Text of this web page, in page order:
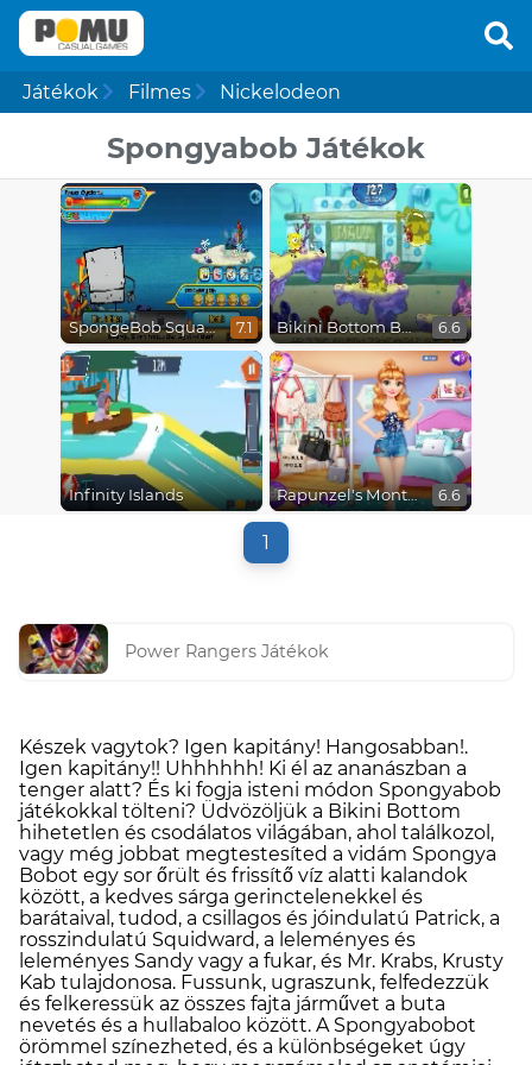
Játékok Filmes Nickelodeon
Spongyabob Játékok
SpongeBob SquarePants : Monster Island Adventures 7.1 Bikini Bottom Button Bash 6.6
Infinity Islands Rapunzel's Monthly Favorites 6.6
1
Power Rangers Játékok
Készek vagytok? Igen kapitány! Hangosabban!.
Igen kapitány!! Uhhhhhh! Ki él az ananászban a
tenger alatt? És ki fogja isteni módon Spongyabob
játékokkal tölteni? Üdvözöljük a Bikini Bottom
hihetetlen és csodálatos világában, ahol találkozol,
vagy még jobbat megtestesíted a vidám Spongya
Bobot egy sor őrült és frissítő víz alatti kalandok
között, a kedves sárga gerinctelenekkel és
barátaival, tudod, a csillagos és jóindulatú Patrick, a
rosszindulatú Squidward, a leleményes és
leleményes Sandy vagy a fukar, és Mr. Krabs, Krusty
Kab tulajdonosa. Fussunk, ugraszunk, felfedezzük
és felkeressük az összes fajta járművet a buta
nevetés és a hullabaloo között. A Spongyabobot
örömmel színezheted, és a különbségeket úgy